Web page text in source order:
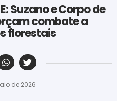
Suzano e Corpo de
combate a
florestais
de 2026